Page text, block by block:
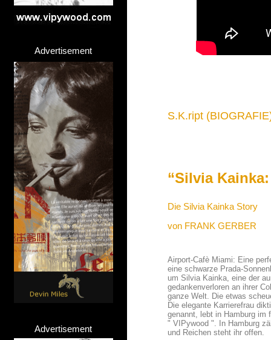
Advertisement
Advertisement
S.K.ript
“Silvia
Die Silvia Kainka Story
von FRANK GERBER
Airport-Cafè Miami: Eine
eine schwarze Prada-
um Silvia Kainka, eine der
gedankenverloren an ihrer
ganze Welt. Die etwas
Die elegante Karrierefrau
genannt, lebt in Hamburg im
" VIPywood ". In Hamburg
und Reichen steht ihr offen.